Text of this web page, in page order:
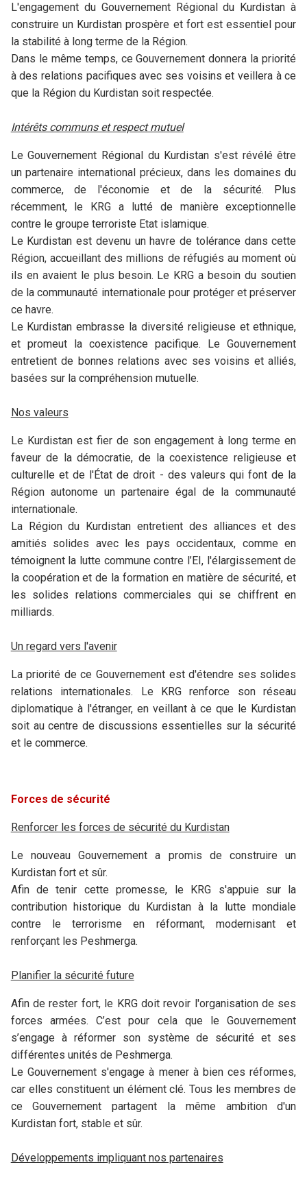
L'engagement du Gouvernement Régional du Kurdistan à
construire un Kurdistan prospère et fort est essentiel pour
la stabilité à long terme de la Région.
Dans le même temps, ce Gouvernement donnera la priorité
à des relations pacifiques avec ses voisins et veillera à ce
que la Région du Kurdistan soit respectée.
Intérêts communs et respect mutuel
Le Gouvernement Régional du Kurdistan s'est révélé être
un partenaire international précieux, dans les domaines du
commerce, de l'économie et de la sécurité. Plus
récemment, le KRG a lutté de manière exceptionnelle
contre le groupe terroriste Etat islamique.
Le Kurdistan est devenu un havre de tolérance dans cette
Région, accueillant des millions de réfugiés au moment où
ils en avaient le plus besoin. Le KRG a besoin du soutien
de la communauté internationale pour protéger et préserver
ce havre.
Le Kurdistan embrasse la diversité religieuse et ethnique,
et promeut la coexistence pacifique. Le Gouvernement
entretient de bonnes relations avec ses voisins et alliés,
basées sur la compréhension mutuelle.
Nos valeurs
Le Kurdistan est fier de son engagement à long terme en
faveur de la démocratie, de la coexistence religieuse et
culturelle et de l'État de droit - des valeurs qui font de la
Région autonome un partenaire égal de la communauté
internationale.
La Région du Kurdistan entretient des alliances et des
amitiés solides avec les pays occidentaux, comme en
témoignent la lutte commune contre l’EI, l'élargissement de
la coopération et de la formation en matière de sécurité, et
les solides relations commerciales qui se chiffrent en
milliards.
Un regard vers l'avenir
La priorité de ce Gouvernement est d'étendre ses solides
relations internationales. Le KRG renforce son réseau
diplomatique à l'étranger, en veillant à ce que le Kurdistan
soit au centre de discussions essentielles sur la sécurité
et le commerce.
Forces de sécurité
Renforcer les forces de sécurité du Kurdistan
Le nouveau Gouvernement a promis de construire un
Kurdistan fort et sûr.
Afin de tenir cette promesse, le KRG s'appuie sur la
contribution historique du Kurdistan à la lutte mondiale
contre le terrorisme en réformant, modernisant et
renforçant les Peshmerga.
Planifier la sécurité future
Afin de rester fort, le KRG doit revoir l'organisation de ses
forces armées. C’est pour cela que le Gouvernement
s’engage à réformer son système de sécurité et ses
différentes unités de Peshmerga.
Le Gouvernement s'engage à mener à bien ces réformes,
car elles constituent un élément clé. Tous les membres de
ce Gouvernement partagent la même ambition d'un
Kurdistan fort, stable et sûr.
Développements impliquant nos partenaires